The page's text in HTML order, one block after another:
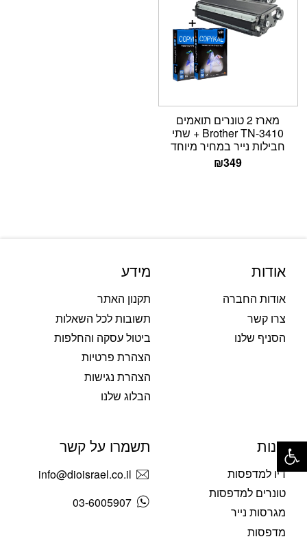
מארז 2 טונרים תואמים
Brother TN-3410 + שתי
חבילות נייר במחיר מיוחד
₪349
אודות
אודות החברה
צרו קשר
הסניף שלנו
מידע
תקנון האתר
תשובות לכל השאלות
ביטול עסקה והחלפות
הצהרת פרטיות
הצהרת נגישות
הבלוג שלנו
חנות
דיו למדפסות
טונרים למדפסות
מגרסות נייר
מדפסות
תשמרו על קשר
info@dioisrael.co.il
03-6005907
פתח סרגל נגישות